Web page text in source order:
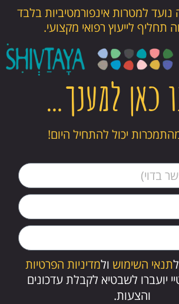
למטרות אינפורמטיביות בלבד
תחליף לייעוץ רפואי מקצועי.
כאן למענך…
יכול להתחיל היום!
תנאי השימוש ולמדיניות הפרטיות
יועברו לשבטיא לקבלת עדכונים
והצעות.